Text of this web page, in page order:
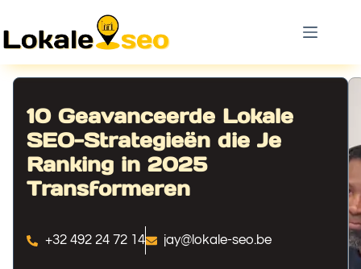
10 Geavanceerde Lokale
SEO-Strategieën die Je
Ranking in 2025
Transformeren
+32 492 24 72 14 jay@lokale-seo.be